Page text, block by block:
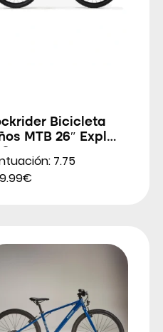
Bicicleta
MTB 26″ Expl
7.75